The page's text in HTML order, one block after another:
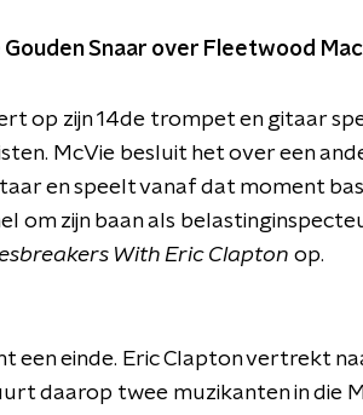
Snaar over Fleetwood
op zijn 14de trompet en gitaar
McVie besluit het over een
en speelt vanaf dat moment
om zijn baan als
With Eric Clapton op.
een einde. Eric Clapton vertrekt
daarop twee muzikanten in die